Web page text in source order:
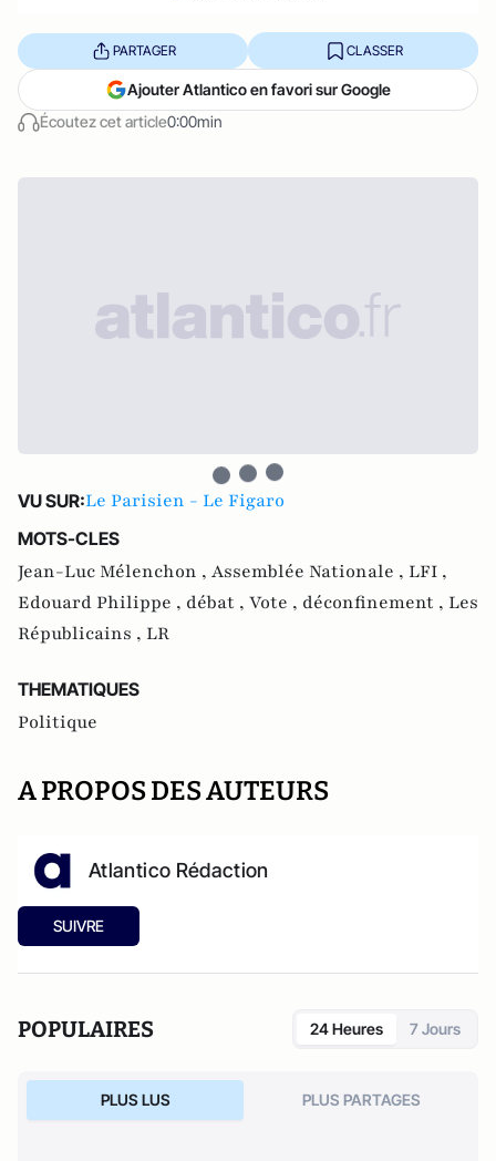
Écoutez cet article0:00min
PARTAGER CLASSER
Ajouter Atlantico en favori sur Google
VU SUR:Le Parisien - Le Figaro
MOTS-CLES
Jean-Luc Mélenchon , Assemblée Nationale , LFI ,
Edouard Philippe , débat , Vote , déconfinement , Les
Républicains , LR
THEMATIQUES
Politique
A PROPOS DES AUTEURS
Atlantico Rédaction
SUIVRE
POPULAIRES 24 Heures 7 Jours
PLUS LUS PLUS PARTAGES